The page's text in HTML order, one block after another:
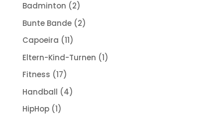
Badminton (2)
Bunte Bande(2)
Capoeira (11)
Eltern-Kind-Turnen (1)
Fitness (17)
Handball (4)
HipHop(1)